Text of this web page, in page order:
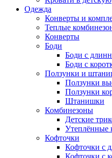
Одежда
Конверты и
Теплые
Конверты
Боди
Боди с
Боди с
Ползунки и
Ползунки
Ползунки
Штанишки
Комбинезоны
Детские
Утеплённые
Кофточки
Кофточки с
Кофточки с